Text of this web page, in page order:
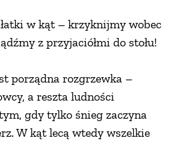
w kąt – krzyknijmy wobec
z przyjaciółmi do stołu!
porządna rozgrzewka –
a reszta ludności
gdy tylko śnieg zaczyna
W kąt lecą wtedy wszelkie
ZWYCZAJE
ZRÓB TO SAM
PRZEPISY